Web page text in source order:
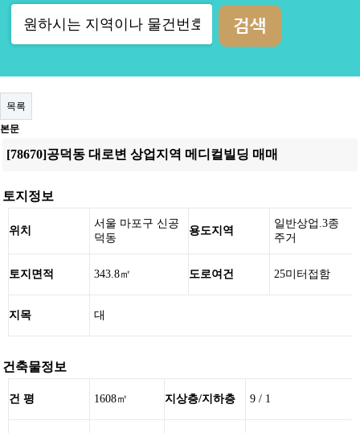
목록
본문
[78670]공덕동 대로변 상업지역 메디컬빌딩 매매
토지정보
위치
서울 마포구 신공
덕동
용도지역
일반상업.3종
주거
토지면적 343.8㎡ 도로여건 25미터접함
지목 대
건축물정보
건 평 1608㎡ 지상층/지하층 9 / 1